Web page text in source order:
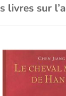
livres sur